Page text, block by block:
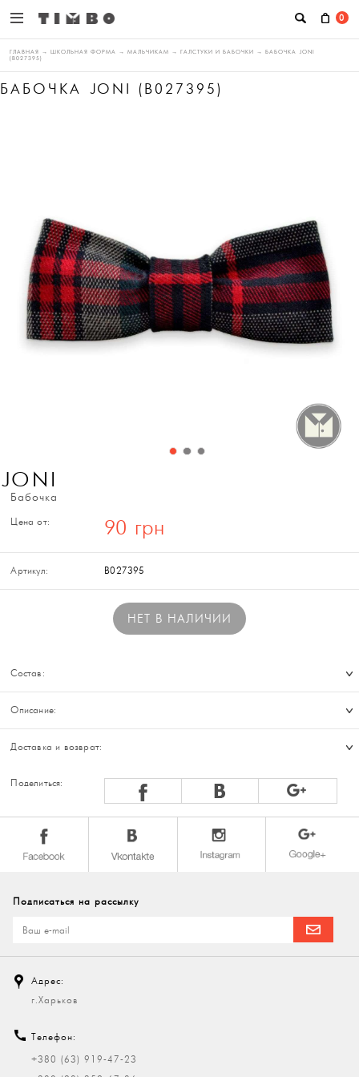
0
ГЛАВНАЯ → ШКОЛЬНАЯ ФОРМА → МАЛЬЧИКАМ → ГАЛСТУКИ И БАБОЧКИ →
БАБОЧКА JONI
(B027395)
БАБОЧКА JONI (B027395)
JONI
Бабочка
Цена от: 90 грн
Артикул: B027395
НЕТ В НАЛИЧИИ
Состав:
Описание:
Доставка и возврат:
Поделиться:
Подписаться на рассылку
Адрес:
г.Харьков
Телефон:
+380 (63) 919-47-23